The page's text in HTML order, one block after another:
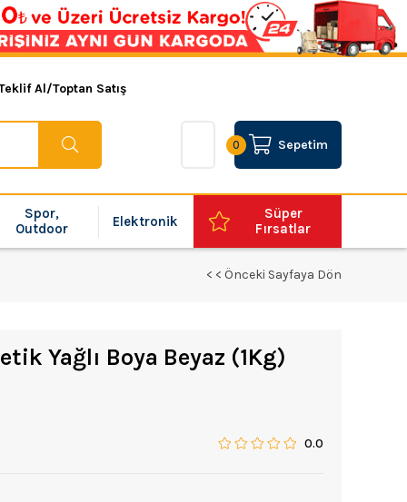
Al/Toptan Satış
Sepetim
0
Spor,
Outdoor
Elektronik
Süper
Fırsatlar
< < Önceki Sayfaya Dön
Yağlı Boya Beyaz (1Kg)
0.0